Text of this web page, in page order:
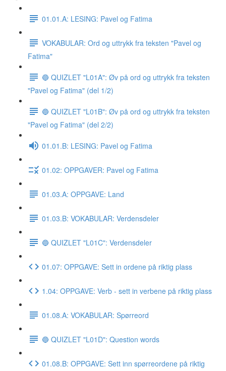
01.01.A: LESING: Pavel og Fatima
VOKABULAR: Ord og uttrykk fra teksten "Pavel og
Fatima"
🔵 QUIZLET "L01A": Øv på ord og uttrykk fra teksten
"Pavel og Fatima" (del 1/2)
🔵 QUIZLET "L01B": Øv på ord og uttrykk fra teksten
"Pavel og Fatima" (del 2/2)
01.01.B: LESING: Pavel og Fatima
01.02: OPPGAVER: Pavel og Fatima
01.03.A: OPPGAVE: Land
01.03.B: VOKABULAR: Verdensdeler
🔵 QUIZLET "L01C": Verdensdeler
01.07: OPPGAVE: Sett in ordene på riktig plass
1.04: OPPGAVE: Verb - sett in verbene på riktig plass
01.08.A: VOKABULAR: Spørreord
🔵 QUIZLET "L01D": Question words
01.08.B: OPPGAVE: Sett inn spørreordene på riktig